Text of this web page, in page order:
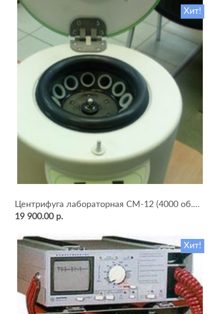
Хит!
Центрифуга лабораторная СМ-12 (4000 об.мин, 12 пробирок)
19 900.00 р.
Хит!